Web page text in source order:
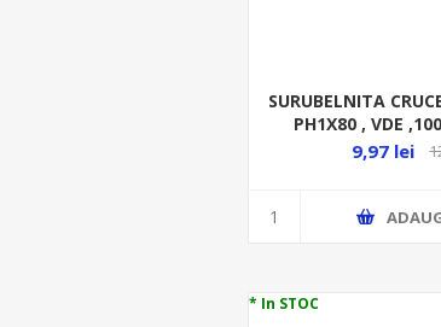
SURUBELNITA
PH1X80 , VDE
9,97 lei
* In STOC